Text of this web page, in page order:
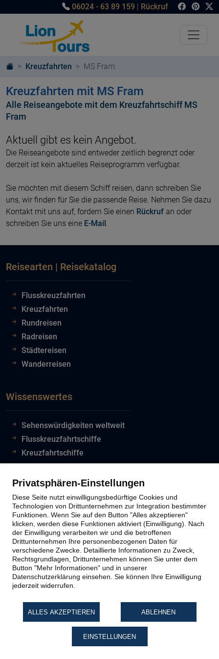
06024 - 63 89 159 | Rückruf
Kreuzfahrten MS Fram
Kreuzfahrten mit MS Fram
Alle Reiseangebote mit dem Kreuzfahrtschiff MS
Fram
Aktuell gibt es kein Angebot.
Die Reiseangebote sind entweder zeitlich begrenzt oder
derzeit ist kein aktuelles Reiseprogramm verfügbar.
Sie möchten mit diesem Schiff reisen, dann schreiben Sie
uns, wir finden für Sie die passende Reise. Nehmen Sie dazu
Kontakt mit uns auf, fordern Sie einen Rückruf an oder
schreiben Sie uns eine E-Mail.
Reisearten | Reisekatalog
Flusskreuzfahrten
Kreuzfahrten
Rundreisen
Radreisen
Städtereisen
Wanderreisen
Wissenswertes
Sehenswürdigkeiten weltweit
Flusskreuzfahrtschiffe
Kreuzfahrtschiffe
Flughafeninformationen
Reiseinfos Auswertiges Amt
Lion Tours Reise Blog
Lion Tours Kontakt
Kontaktinfos
Unternehmen
Reiseabwicklung
Impressum
Datenschutz
Widerruf Reiseversicherung
Privatsphären-Einstellungen
Diese Seite nutzt einwilligungsbedürftige Cookies und
Technologien von Drittunternehmen zur Integration bestimmter
Funktionen. Wenn Sie auf den Button "Alles akzeptieren"
klicken, werden diese Funktionen aktiviert (Einwilligung). Nach
der Einwilligung verarbeiten wir und die betroffenen
Drittunternehmen Ihre personenbezogenen Daten für
verschiedene Zwecke. Detaillierte Informationen zu Zweck,
Rechtsgrundlagen, Drittunternehmen können Sie unter dem
Button "Mehr Informationen" und in unserer
Datenschutzerklärung einsehen. Sie können Ihre Einwilligung
jederzeit widerrufen.
ALLES AKZEPTIEREN ABLEHNEN
EINSTELLUNGEN